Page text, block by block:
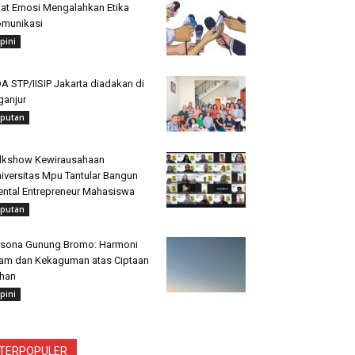
Emosi Mengalahkan Etika
STP/IISIP Jakarta diadakan di
Kewirausahaan
Mpu Tantular Bangun
Entrepreneur Mahasiswa
Gunung Bromo: Harmoni
dan Kekaguman atas Ciptaan